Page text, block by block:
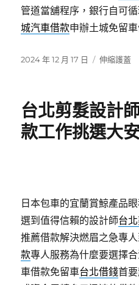
管道當舖程序，銀行自可
城汽車借款申辦土城免留
發
2024 年 12 月 17 日
分
伸縮護蓋
台北剪髮設計
款工作挑選大
日本包車的宜蘭賞鯨產品
選到值得信賴的設計師台
推薦借款解決燃眉之急專
款專人服務為什麼要選擇
車借款免留車台北借錢首